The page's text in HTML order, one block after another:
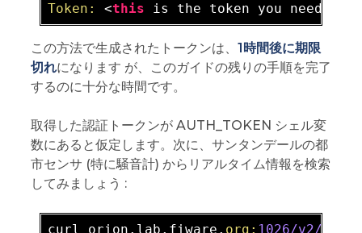
Token:
<this
この方法で生成されたトークンは、 1時間後に期限
切れになります が、このガイドの残りの手順を完了
するのに十分な時間です。
取得した認証トークンが AUTH_TOKEN シェル変
数にあると仮定します。次に、サンタンデールの都
市センサ (特に騒音計) からリアルタイム情報を検索
してみましょう :
curl orion.lab.fiware. org: 1026/v2/